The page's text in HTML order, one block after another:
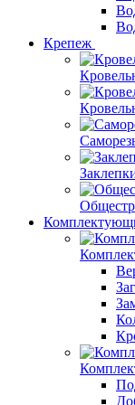
Крепеж